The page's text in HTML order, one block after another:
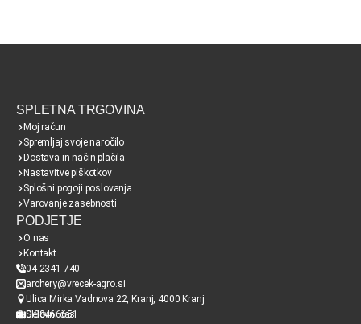
SPLETNA TRGOVINA
Moj račun
Spremljaj svoje naročilo
Dostava in način plačila
Nastavitve piškotkov
Splošni pogoji poslovanja
Varovanje zasebnosti
PODJETJE
O nas
Kontakt
04 2341 740
archery@vrecek-agro.si
Ulica Mirka Vadnova 22, Kranj, 4000 Kranj
SI38466651
Delovni čas